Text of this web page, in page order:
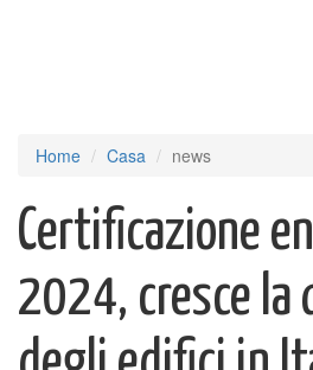
Home Casa news
Certificazione
2024, cresce la